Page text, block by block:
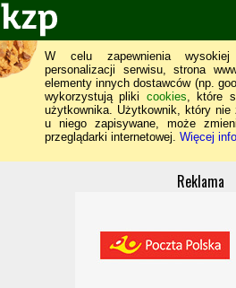
W celu zapewnienia
personalizacji serwisu, strona
elementy innych dostawców (np.
wykorzystują pliki cookies, które
użytkownika. Użytkownik, który
u niego zapisywane, może
przeglądarki internetowej. Więcej
Reklama